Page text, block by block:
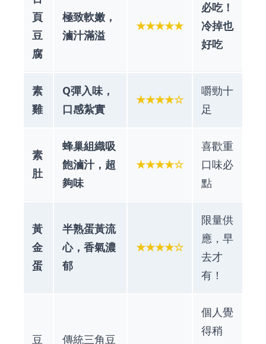
頁
豆
腐
極致軟嫩，
滷汁滿溢
★★★★★
必吃！
冷掉也
好吃
素
雞
Q彈入味，
口感紮實
★★★★☆
嚼勁十
足
素
肚
蜂巢組織吸
飽滷汁，超
夠味
★★★★☆
喜歡重
口味必
點
黃
金
蛋
半熟蛋黃流
心，香氣濃
郁
★★★★☆
限量供
應，早
去才
有！
豆 傳統三角豆
個人覺
得稍